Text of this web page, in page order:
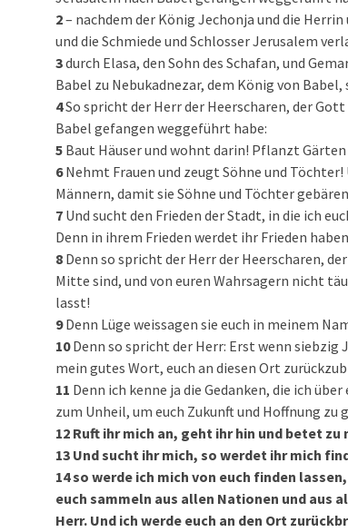
2– nachdem der König Jechonja und die
und die Schmiede und Schlosser Jerusalem
3durch Elasa, den Sohn des Schafan, und
Babel zu Nebukadnezar, dem König von Babel,
4So spricht der Herr der Heerscharen, der
Babel gefangen weggeführt habe:
5 Baut Häuser und wohnt darin! Pflanzt
6Nehmt Frauen und zeugt Söhne und
Männern, damit sie Söhne und Töchter
7 Und sucht den Frieden der Stadt, in die ich
Denn in ihrem Frieden werdet ihr Frieden
8 Denn so spricht der Herr der Heerscharen,
Mitte sind, und von euren Wahrsagern nicht
lasst!
9Denn Lüge weissagen sie euch in meinem
10Denn so spricht der Herr: Erst wenn siebzig
mein gutes Wort, euch an diesen Ort
11 Denn ich kenne ja die Gedanken, die ich
zum Unheil, um euch Zukunft und Hoffnung zu
12 Ruft ihr mich an, geht ihr hin und betet zu
13 Und sucht ihr mich, so werdet ihr mich
14so werde ich mich von euch finden
euch sammeln aus allen Nationen und aus
Herr. Und ich werde euch an den Ort